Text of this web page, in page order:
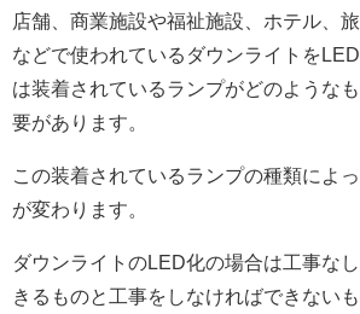
店舗、商業施設や福祉施設、ホテル、
などで使われているダウンライトを
は装着されているランプがどのような
要があります。
この装着されているランプの種類によ
が変わります。
ダウンライトのLED化の場合は工事な
きるものと工事をしなければできない